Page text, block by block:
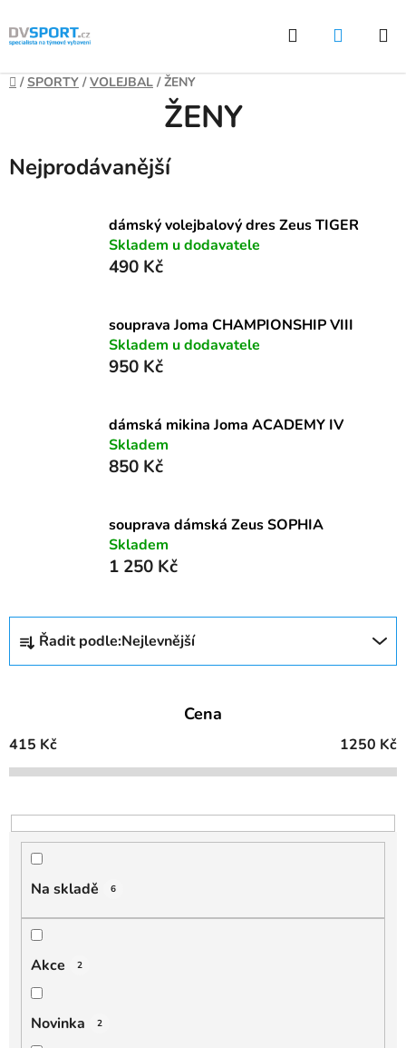
Přejít
na
Hledat
Domů
/ SPORTY / VOLEJBAL / ŽENY
ŽENY
Nejprodávanější
dámský volejbalový dres Zeus TIGER
Skladem u dodavatele
490 Kč
souprava Joma CHAMPIONSHIP VIII
Skladem u dodavatele
950 Kč
dámská mikina Joma ACADEMY IV
Skladem
850 Kč
souprava dámská Zeus SOPHIA
Skladem
1 250 Kč
Ř
z
í
p
o
d
Řadit podle:Nejlevnější
Cena
415 Kč 1250 Kč
Na skladě 6
Akce 2
Novinka 2